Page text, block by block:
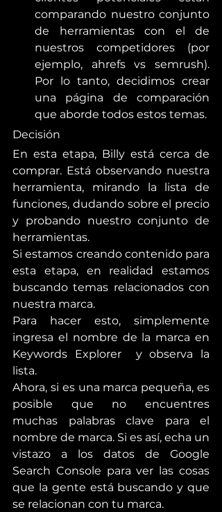
comparando nuestro conjunto
de herramientas con el de
nuestros competidores (por
ejemplo, ahrefs vs semrush).
Por lo tanto, decidimos crear
una página de comparación
que aborde todos estos temas.
Decisión
En esta etapa, Billy está cerca de
comprar. Está observando nuestra
herramienta, mirando la lista de
funciones, dudando sobre el precio
y probando nuestro conjunto de
herramientas.
Si estamos creando contenido para
esta etapa, en realidad estamos
buscando temas relacionados con
nuestra marca.
Para hacer esto, simplemente
ingresa el nombre de la marca en
Keywords Explorer  y observa la
lista.
Ahora, si es una marca pequeña, es
posible que no encuentres
muchas palabras clave para el
nombre de marca. Si es así, echa un
vistazo a los datos de Google
Search Console para ver las cosas
que la gente está buscando y que
se relacionan con tu marca.